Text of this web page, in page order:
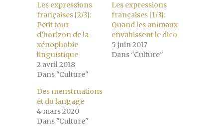
Les expressions
françaises [2/3]:
Petit tour
d’horizon de la
xénophobie
linguistique
2 avril 2018
Dans "Culture"
Les expressions
françaises [1/3]:
Quand les animaux
envahissent le dico
5 juin 2017
Dans "Culture"
Des menstruations
et du langage
4 mars 2020
Dans "Culture"